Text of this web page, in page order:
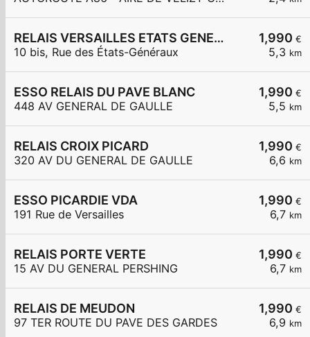
1,990 €
5,3 km
RELAIS VERSAILLES ETATS GENERAUX
10 bis, Rue des États-Généraux
1,990 €
5,5 km
ESSO RELAIS DU PAVE BLANC
448 AV GENERAL DE GAULLE
1,990 €
6,6 km
RELAIS CROIX PICARD
320 AV DU GENERAL DE GAULLE
1,990 €
6,7 km
ESSO PICARDIE VDA
191 Rue de Versailles
1,990 €
6,7 km
RELAIS PORTE VERTE
15 AV DU GENERAL PERSHING
1,990 €
6,9 km
RELAIS DE MEUDON
97 TER ROUTE DU PAVE DES GARDES